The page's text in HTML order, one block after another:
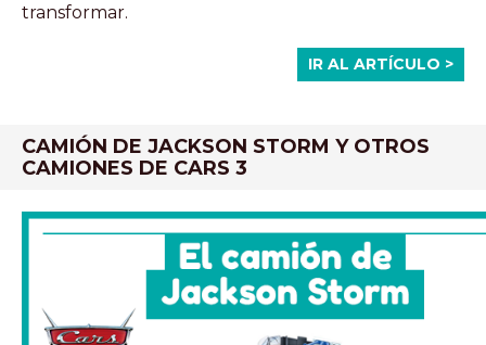
transformar.
IR AL ARTÍCULO >
CAMIÓN DE JACKSON STORM Y OTROS
CAMIONES DE CARS 3